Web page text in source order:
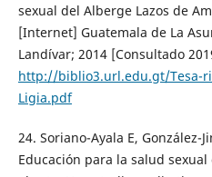
sexual del Alberge Lazos de
[Internet] Guatemala de La
Landívar; 2014 [Consultado
http://biblio3.url.edu.gt/Tesa-
Ligia.pdf
24. Soriano-Ayala E, González-
Educación para la salud